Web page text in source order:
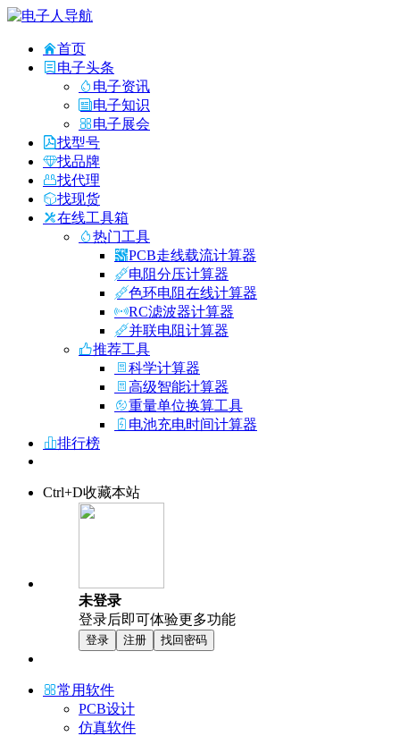
首页
电子头条
电子资讯
电子知识
电子展会
找型号
找品牌
找代理
找现货
在线工具箱
热门工具
PCB走线载流计算器
电阻分压计算器
色环电阻在线计算器
RC滤波器计算器
并联电阻计算器
推荐工具
科学计算器
高级智能计算器
重量单位换算工具
电池充电时间计算器
排行榜
Ctrl+D收藏本站
未登录
登录后即可体验更多功能
登录 注册 找回密码
常用软件
PCB设计
仿真软件